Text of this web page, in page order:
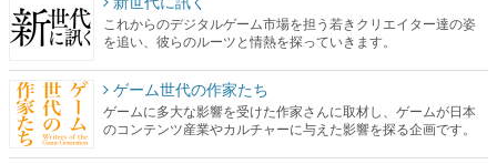
これからのデジタルゲーム市場を担う若きクリエイター達の姿
を追い、彼らのルーツと情熱を探っていきます。
ゲーム世代の作家たち
ゲームに多大な影響を受けた作家さんに取材し、ゲームが日本
のコンテンツ産業やカルチャーに与えた影響を探る企画です。